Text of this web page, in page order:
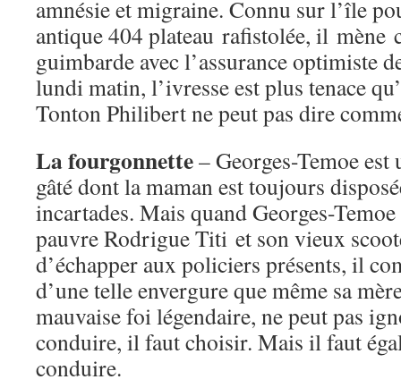
amnésie et migraine. Connu sur l’île
antique 404 plateau rafistolée, il mène
guimbarde avec l’assurance optimiste
lundi matin, l’ivresse est plus tenace
Tonton Philibert ne peut pas dire
La fourgonnette– Georges-Temoe
gâté dont la maman est toujours
incartades. Mais quand Georges-
pauvre Rodrigue Titi et son vieux
d’échapper aux policiers présents, il
d’une telle envergure que même sa
mauvaise foi légendaire, ne peut pas
conduire, il faut choisir. Mais il faut
conduire.